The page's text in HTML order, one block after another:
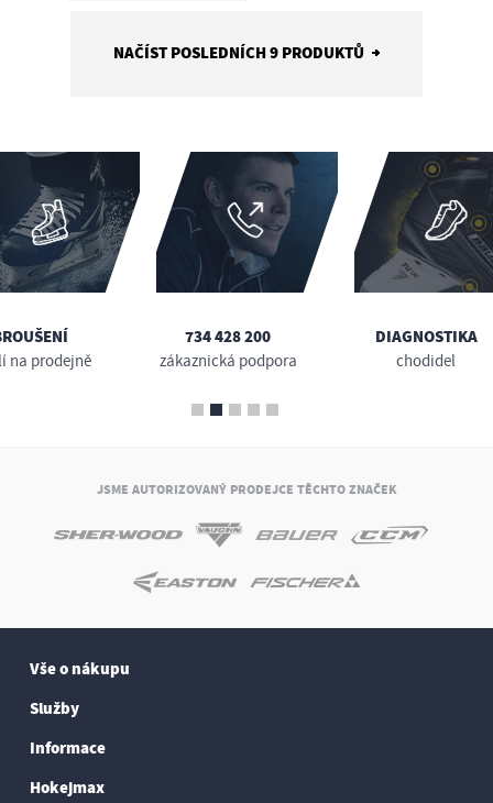
NAČÍST POSLEDNÍCH 9 PRODUKTŮ
na prodejně
734 428 200
zákaznická podpora
DIAGNOSTIKA
chodidel
JSME AUTORIZOVANÝ PRODEJCE TĚCHTO ZNAČEK
Vše o nákupu
Služby
Informace
Hokejmax